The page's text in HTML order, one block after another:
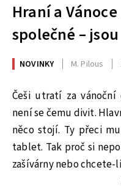
Hraní a
společné –
NOVINKY M. Pilous
Češi utratí za
není se čemu divit.
něco stojí. Ty přeci
tablet. Tak proč si
zašívárny nebo